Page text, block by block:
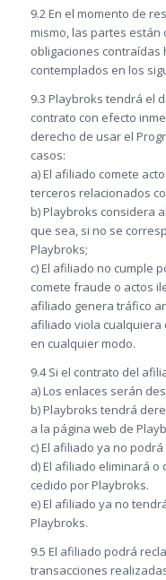
9.2 En el momento de
mismo, las partes
obligaciones contraídas
contemplados en los
9.3 Playbroks tendrá el
contrato con efecto
derecho de usar el
casos:
a) El afiliado comete
terceros relacionados
b) Playbroks considera
que sea, si no se
Playbroks;
c) El afiliado no cumple
comete fraude o actos
afiliado genera tráfico
afiliado viola cualquiera
en cualquier modo.
9.4 Si el contrato del
a) Los enlaces serán
b) Playbroks tendrá
a la página web de
c) El afiliado ya no
d) El afiliado eliminará
cedido por Playbroks.
e) El afiliado ya no
Playbroks.
9.5 El afiliado podrá
transacciones